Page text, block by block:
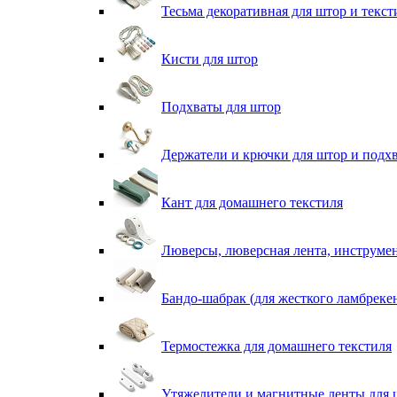
Тесьма декоративная для штор и
Кисти для штор
Подхваты для штор
Держатели и крючки для штор и
Кант для домашнего текстиля
Люверсы, люверсная лента,
Бандо-шабрак (для жесткого
Термостежка для домашнего текстиля
Утяжелители и магнитные ленты для